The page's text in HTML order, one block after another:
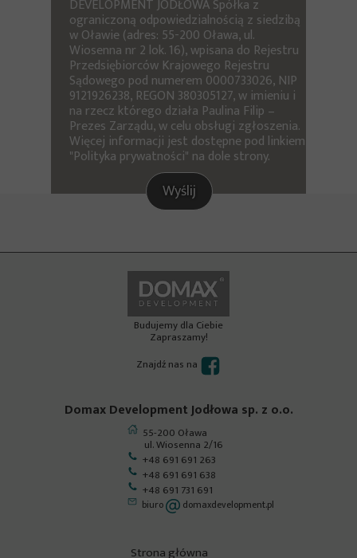
DEVELOPMENT JODŁOWA Spółka z
ograniczoną odpowiedzialnością z siedzibą
w Oławie (adres: 55-200 Oława, ul.
Wiosenna nr 2 lok. 16), wpisana do Rejestru
Przedsiębiorców Krajowego Rejestru
Sądowego pod numerem 0000733026, NIP
9121926238, REGON 380305127, w imieniu i
na rzecz którego działa Paulina Filip –
Prezes Zarządu, w celu obsługi zgłoszenia.
Więcej informacji jest dostępne pod linkiem
"Polityka prywatności" na dole strony.
Wyślij
Budujemy dla Ciebie
Zapraszamy!
Znajdź nas na
Domax Development Jodłowa sp. z o.o.
55-200 Oława
ul. Wiosenna 2/16
+48 691 691 263
+48 691 691 638
+48 691 731 691
biuro domaxdevelopment.pl
Strona główna